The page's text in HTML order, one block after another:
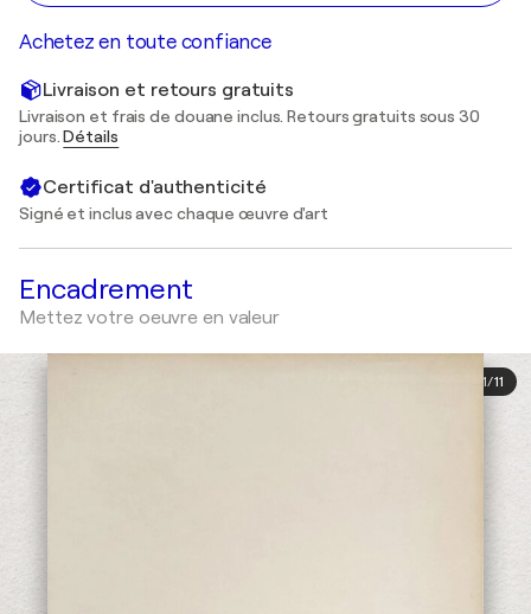
Achetez en toute confiance
Livraison et retours gratuits
Livraison et frais de douane inclus. Retours gratuits sous 30
jours.Détails
Certificat d'authenticité
Signé et inclus avec chaque œuvre d'art
Encadrement
Mettez votre oeuvre en valeur
1/11